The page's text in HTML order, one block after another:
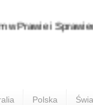
i
Polska